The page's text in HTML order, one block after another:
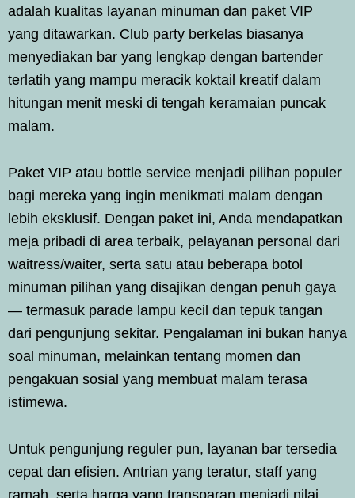
adalah kualitas layanan minuman dan paket VIP
yang ditawarkan. Club party berkelas biasanya
menyediakan bar yang lengkap dengan bartender
terlatih yang mampu meracik koktail kreatif dalam
hitungan menit meski di tengah keramaian puncak
malam.
Paket VIP atau bottle service menjadi pilihan populer
bagi mereka yang ingin menikmati malam dengan
lebih eksklusif. Dengan paket ini, Anda mendapatkan
meja pribadi di area terbaik, pelayanan personal dari
waitress/waiter, serta satu atau beberapa botol
minuman pilihan yang disajikan dengan penuh gaya
— termasuk parade lampu kecil dan tepuk tangan
dari pengunjung sekitar. Pengalaman ini bukan hanya
soal minuman, melainkan tentang momen dan
pengakuan sosial yang membuat malam terasa
istimewa.
Untuk pengunjung reguler pun, layanan bar tersedia
cepat dan efisien. Antrian yang teratur, staff yang
ramah, serta harga yang transparan menjadi nilai